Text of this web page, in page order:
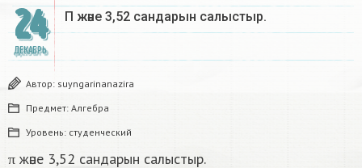
24
ДЕКАБРЬ
Π және 3,52 сандарын салыстыр. ​
Автор: suyngarinanazira
Предмет: Алгебра
Уровень: студенческий
π және 3,52 сандарын салыстыр.